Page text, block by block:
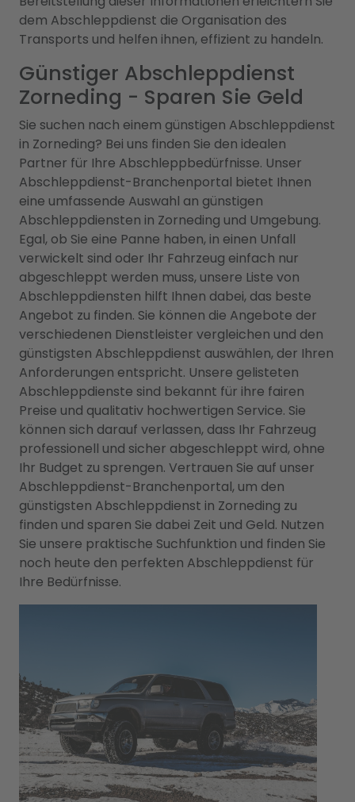
dem Abschleppdienst die Organisation des
Transports und helfen ihnen, effizient zu handeln.
Günstiger Abschleppdienst
Zorneding - Sparen Sie Geld
Sie suchen nach einem günstigen Abschleppdienst
in Zorneding? Bei uns finden Sie den idealen
Partner für Ihre Abschleppbedürfnisse. Unser
Abschleppdienst-Branchenportal bietet Ihnen
eine umfassende Auswahl an günstigen
Abschleppdiensten in Zorneding und Umgebung.
Egal, ob Sie eine Panne haben, in einen Unfall
verwickelt sind oder Ihr Fahrzeug einfach nur
abgeschleppt werden muss, unsere Liste von
Abschleppdiensten hilft Ihnen dabei, das beste
Angebot zu finden. Sie können die Angebote der
verschiedenen Dienstleister vergleichen und den
günstigsten Abschleppdienst auswählen, der Ihren
Anforderungen entspricht. Unsere gelisteten
Abschleppdienste sind bekannt für ihre fairen
Preise und qualitativ hochwertigen Service. Sie
können sich darauf verlassen, dass Ihr Fahrzeug
professionell und sicher abgeschleppt wird, ohne
Ihr Budget zu sprengen. Vertrauen Sie auf unser
Abschleppdienst-Branchenportal, um den
günstigsten Abschleppdienst in Zorneding zu
finden und sparen Sie dabei Zeit und Geld. Nutzen
Sie unsere praktische Suchfunktion und finden Sie
noch heute den perfekten Abschleppdienst für
Ihre Bedürfnisse.